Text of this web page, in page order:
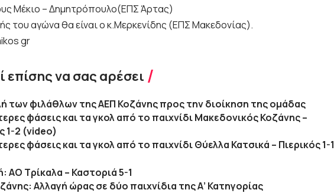
Μέκιο – Δημητρόπουλο(ΕΠΣ Άρτας)
του αγώνα θα είναι ο κ.Μερκενίδης (ΕΠΣ Μακεδονίας).
gr
επίσης να σας αρέσει
των φιλάθλων της ΑΕΠ Κοζάνης προς την διοίκηση της ομάδας
φάσεις και τα γκολ από το παιχνίδι Μακεδονικός Κοζάνης –
1-2 (video)
φάσεις και τα γκολ από το παιχνίδι Θύελλα Κατσικά – Πιερικός 1-1
ΑΟ Τρίκαλα – Καστοριά 5-1
Αλλαγή ώρας σε δύο παιχνίδια της Α’ Κατηγορίας